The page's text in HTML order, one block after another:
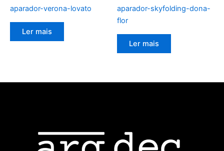
aparador-verona-lovato
Ler mais
aparador-skyfolding-dona-
flor
Ler mais